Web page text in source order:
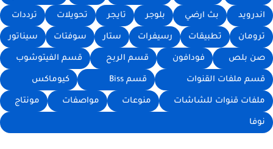
اندرويد بث ارضي بلوجر تايجر تحويلات ترددات
ترومان تطبيقات رسيفرات ستار سوفتات سيناتور
صن بلص فودافون قسم الربح قسم الفيتوشوب
قسم ملفات القنوات قسم Biss كيوماكس
ملفات قنوات للشاشات منوعات مواصفات مونتاج
نوفا